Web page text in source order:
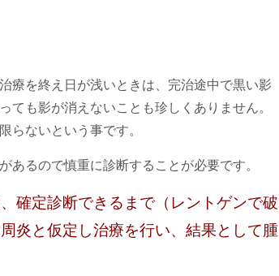
療を終え日が浅いときは、完治途中で黒い影
ても影が消えないことも珍しくありません。
らないという事です。
あるので慎重に診断することが必要です。
確定診断できるまで（レントゲンで破
炎と仮定し治療を行い、結果として腫